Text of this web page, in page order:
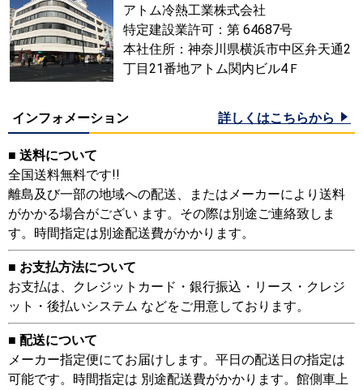
アトム冷熱工業株式会社
特定建設業許可：第 64687号
本社住所：神奈川県横浜市中区弁天通2
丁目21番地アトム関内ビル4Ｆ
インフォメーション 詳しくはこちらから
■ 送料について
全国送料無料です!!
離島及び一部の地域への配送、またはメーカーにより送料
がかかる場合がござい ます。その際は別途ご連絡致しま
す。時間指定は別途配送費がかかります。
■ お支払方法について
お支払は、クレジットカード・銀行振込・リース・クレジ
ット・後払いシステム などをご用意しております。
■ 配送について
メーカー指定便にてお届けします。平日の配送日の指定は
可能です。時間指定は 別途配送費がかかります。館側車上